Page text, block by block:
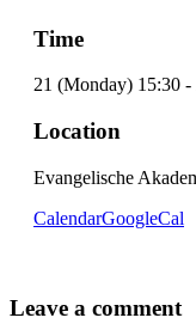
Time
21 (Monday) 15:30 -
Location
Evangelische
CalendarGoogleCal
Leave a comment